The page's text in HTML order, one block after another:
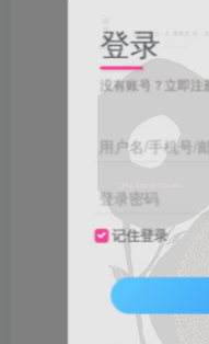
登录
没有账号？立即注
用户名/手机号/
登录密码
记住登录